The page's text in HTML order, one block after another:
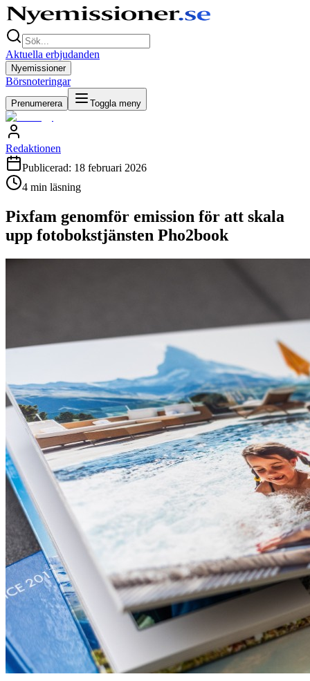
Aktuella erbjudanden
Nyemissioner
Börsnoteringar
Prenumerera Toggla meny
Redaktionen
Publicerad: 18 februari 2026
4 min läsning
Pixfam genomför emission för att skala
upp fotobokstjänsten Pho2book